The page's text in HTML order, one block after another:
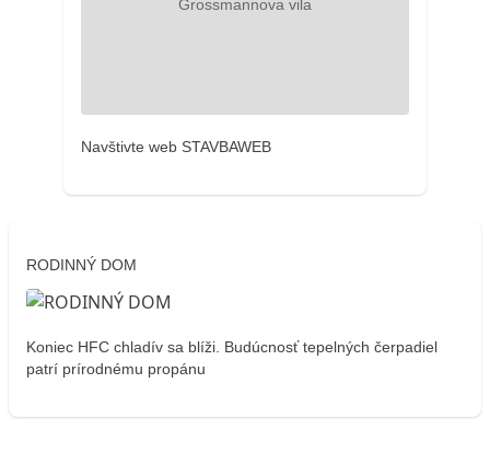
Navštivte web STAVBAWEB
RODINNÝ DOM
Koniec HFC chladív sa blíži. Budúcnosť tepelných čerpadiel
patrí prírodnému propánu